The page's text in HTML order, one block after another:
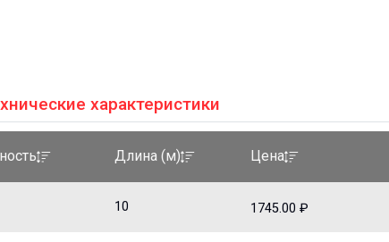
характеристики
Длина (м) Цена
10 1745.00 ₽